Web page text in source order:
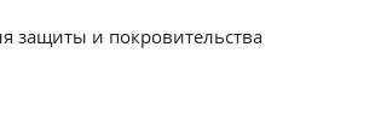
защиты и покровительства